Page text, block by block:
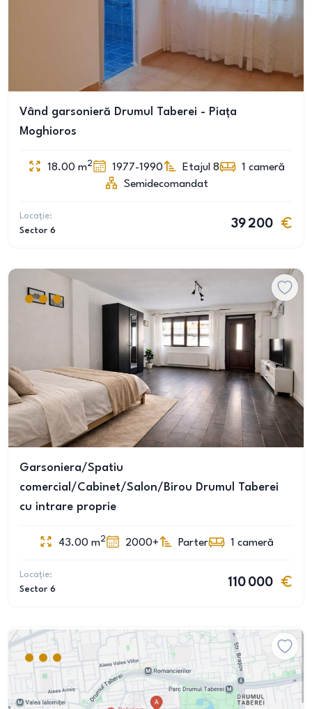
Vând garsonieră Drumul Taberei - Piața
Moghioros
18.00 m2 1977-1990 Etajul 8 1 cameră
Semidecomandat
Locație:
Sector 6
39 200
Garsoniera/Spatiu
comercial/Cabinet/Salon/Birou Drumul Taberei
cu intrare proprie
43.00 m2 2000+ Parter 1 cameră
Locație:
Sector 6
110 000